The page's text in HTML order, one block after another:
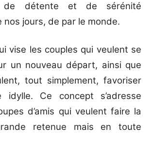
de détente et de sérénité
jours, de par le monde.
vise les couples qui veulent se
un nouveau départ, ainsi que
tout simplement, favoriser
idylle. Ce concept s’adresse
d’amis qui veulent faire la
retenue mais en toute